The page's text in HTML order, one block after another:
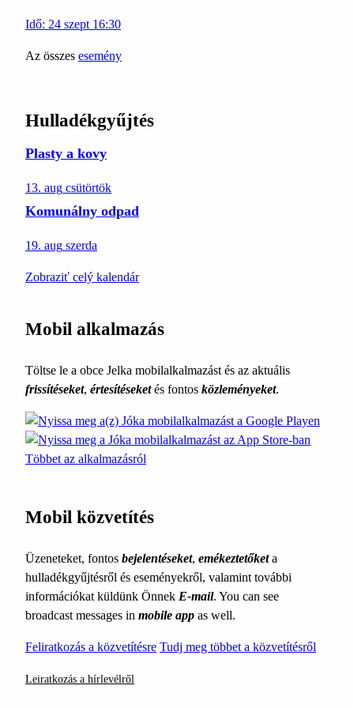
Idő: 24 szept 16:30
Az összes esemény
Hulladékgyűjtés
Plasty a kovy
13. aug csütörtök
Komunálny odpad
19. aug szerda
Zobraziť celý kalendár
Mobil alkalmazás
Töltse le a obce Jelka mobilalkalmazást és az aktuális
frissítéseket, értesítéseketés fontos közleményeket.
Többet az alkalmazásról
Mobil közvetítés
Üzeneteket, fontos bejelentéseket, emékeztetőketa
hulladékgyűjtésről és eseményekről, valamint további
információkat küldünk Önnek E-mail. You can see
broadcast messages in mobile app as well.
Feliratkozás a közvetítésre Tudj meg többet a közvetítésről
Leiratkozás a hírlevélről